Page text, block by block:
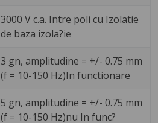
3000 V c.a. Intre poli cu Izolatie
de baza izola?ie
3 gn, amplitudine = +/- 0.75 mm
(f = 10-150 Hz)In functionare
5 gn, amplitudine = +/- 0.75 mm
(f = 10-150 Hz)nu In func?